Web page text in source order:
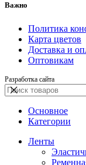
Важно
Политика
Карта цветов
Доставка и
Оптовикам
Разработка сайта
Основное
Категории
Ленты